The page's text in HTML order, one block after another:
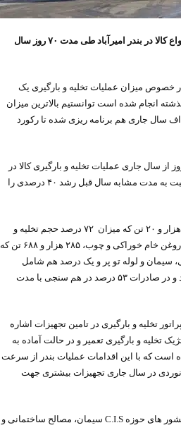
مدیر کل بنادر و دریانوردی امیرآباد گفت: عملیات تخلیه و بارگیری انواع کالا در بندر امیرآباد طی مدت ۷۰ روز سال
میزان عملیات تخلیه و بارگیری یک
انجام شده است توانستیم بالاترین میزان
سال جاری هم برنامه ریزی شده تا رکورد
کل بنادر و دریانوردی امیرآباد افزود: تنها نزدیک به گذشت ۷۰ روز از سال جاری عملیات تخلیه و بارگیری کالا در
این بندر از مرز ۱ میلیون و ۶۱ هزار و ۲۲۱ تن گذشت که این آمار نسبت به مدت مشابه سال قبل رشد ۴۰ درصدی را
این مسئول اظهار کرد: از عملیات تخلیه و بارگیری انجام شده، ۷۶۲ هزار و ۲۰ تن که میزان ۷۲ درصد حجم تخلیه و
بارگیری را در بر می‌گیرد مربوط به واردات کالا، شامل انواع غلات، روغن خام خوراکی و چوب، ۲۸۵ هزار و ۶۸۸ تن که
سیمان و لوله تو پر و یک درصد هم شامل
ترانزیت خودرو است که با این توصیف در حجم واردات کالا ۴۴ درصد و در صادرات ۵۳ درصد در هم سنجی با مدت
تخلیه و بارگیری در تامین تجهیزات اشاره
تخلیه و بارگیری تعمیر و در حالت آماده به
است که با این اقدامات عملیات بندر از سرعت
در سال جاری تجهیزات بیشتری جهت
موسی پور با اشاره به اینکه عمده بار صادراتی از بندر امیرآباد به کشور های حوزه C.I.S سیمان، مصالح ساختمانی و